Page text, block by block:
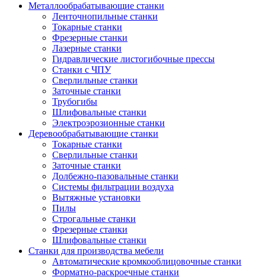
Металлообрабатывающие станки
Ленточнопильные станки
Токарные станки
Фрезерные станки
Лазерные станки
Гидравлические листогибочные прессы
Станки с ЧПУ
Сверлильные станки
Заточные станки
Трубогибы
Шлифовальные станки
Электроэрозионные станки
Деревообрабатывающие станки
Токарные станки
Сверлильные станки
Заточные станки
Долбежно-пазовальные станки
Системы фильтрации воздуха
Вытяжные установки
Пилы
Строгальные станки
Фрезерные станки
Шлифовальные станки
Станки для производства мебели
Автоматические кромкооблицовочные станки
Форматно-раскроечные станки